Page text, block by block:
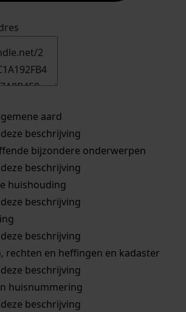
aard
beschrijving
bijzondere onderwerpen
beschrijving
huishouding
beschrijving
beschrijving
rechten en heffingen en kadaster
beschrijving
huisnummering
beschrijving